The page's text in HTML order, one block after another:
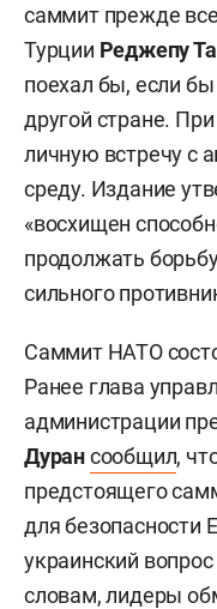
саммит прежде
Турции Реджепу
поехал бы, если
другой стране.
личную встречу с
среду. Издание
«восхищен
продолжать
сильного
Саммит НАТО
Ранее глава
администрации
Дурансообщил,
предстоящего
для безопасности
украинский
словам, лидеры